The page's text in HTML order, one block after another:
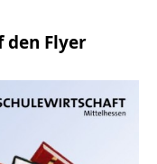
den Flyer